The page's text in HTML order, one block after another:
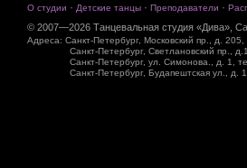
О студии · Детские танцы · Преподаватели ·
© 2007—2026 Танцевальная студия «Дива»,
Адреса: Санкт-Петербург, Московский пр., д. 205,
Санкт-Петербург, Светлановский пр.,
Санкт-Петербург, ул. Симонова., д. 1,
Санкт-Петербург, Будапештская ул., д.